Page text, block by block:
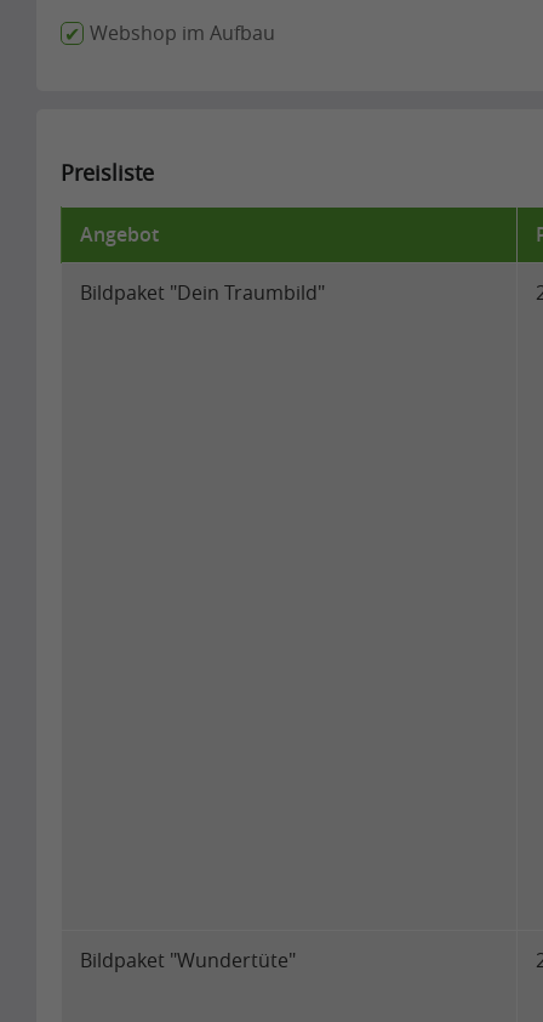
Webshop im Aufbau
Preisliste
Angebot
Bildpaket "Dein Traumbild"
Bildpaket "Wundertüte"